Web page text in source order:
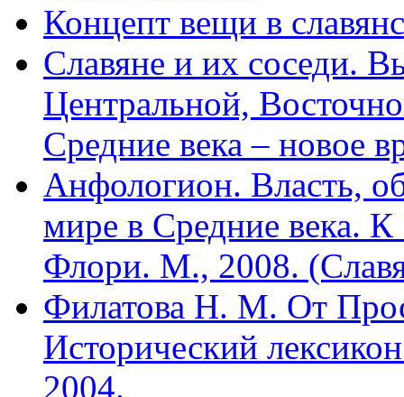
Концепт вещи в
Славяне и их соседи.
Центральной,
Средние века – новое
Анфологион. Власть,
мире в Средние века.
Флори. М., 2008.
Филатова Н. М. От
Исторический
2004.